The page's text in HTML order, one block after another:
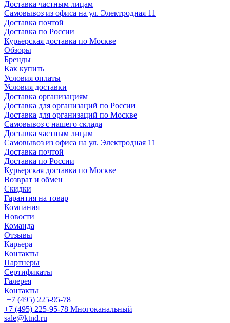
Доставка частным лицам
Самовывоз из офиса на ул. Электродная 11
Доставка почтой
Доставка по России
Курьерская доставка по Москве
Обзоры
Бренды
Как купить
Условия оплаты
Условия доставки
Доставка организациям
Доставка для организаций по России
Доставка для организаций по Москве
Самовывоз с нашего склада
Доставка частным лицам
Самовывоз из офиса на ул. Электродная 11
Доставка почтой
Доставка по России
Курьерская доставка по Москве
Возврат и обмен
Скидки
Гарантия на товар
Компания
Новости
Команда
Отзывы
Карьера
Контакты
Партнеры
Сертификаты
Галерея
Контакты
+7 (495) 225-95-78
+7 (495) 225-95-78 Многоканальный
sale@ktnd.ru